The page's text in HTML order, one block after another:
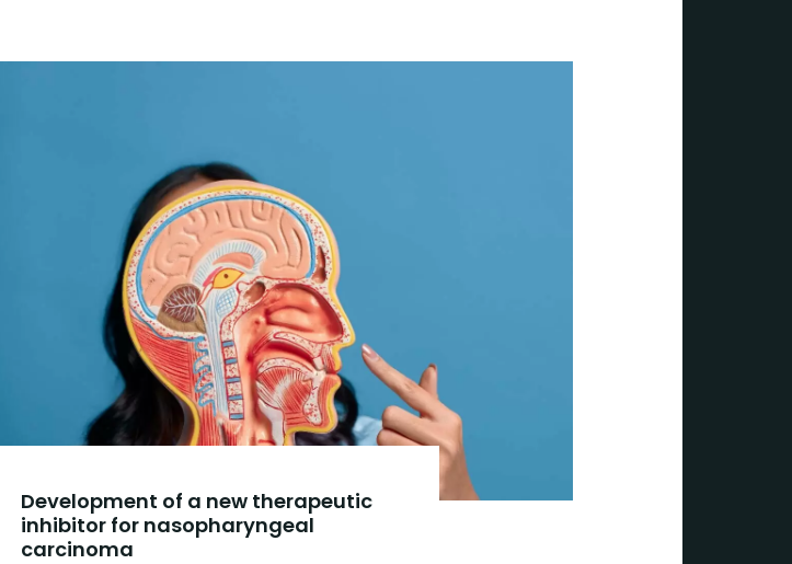
Development of a new therapeutic
inhibitor for nasopharyngeal
carcinoma